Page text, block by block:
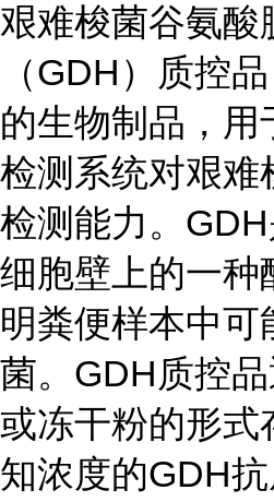
艰难梭菌谷氨酸
（GDH）质控
的生物制品，用
检测系统对艰难
检测能力。
细胞壁上的一种
明粪便样本中可
菌。GDH质控
或冻干粉的形式
知浓度的GDH